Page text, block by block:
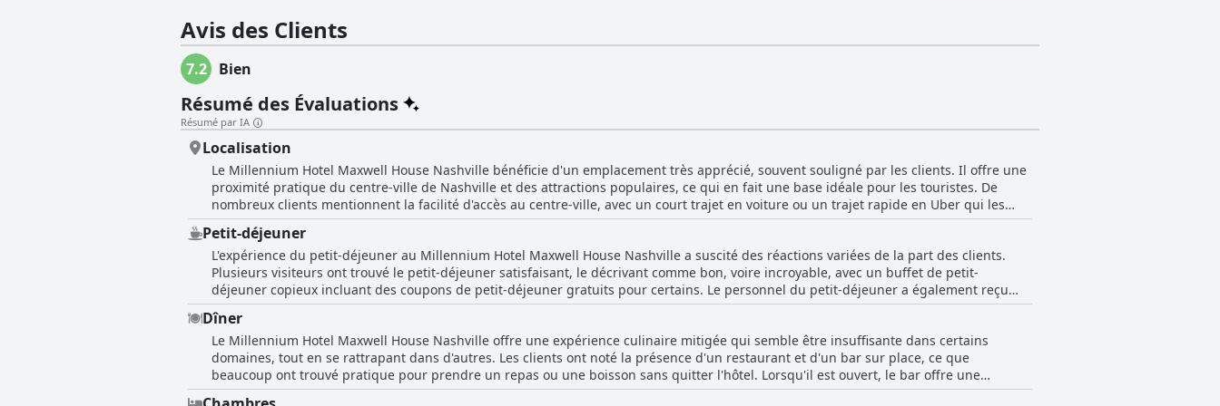
Avis des Clients
7.2 Bien
Résumé des Évaluations
Résumé par IA
Localisation
Le Millennium Hotel Maxwell House Nashville bénéficie d'un emplacement très apprécié, souvent souligné par les clients. Il offre une
proximité pratique du centre-ville de Nashville et des attractions populaires, ce qui en fait une base idéale pour les touristes. De
nombreux clients mentionnent la facilité d'accès au centre-ville, avec un court trajet en voiture ou un trajet rapide en Uber qui les
emmène à Broadway et à d'autres lieux prisés. Le service de navette de l'hôtel vers le centre-ville est un avantage supplémentaire,
fréquemment salué pour sa capacité à faciliter les déplacements. L'emplacement est décrit comme excellent par de nombreux
commentateurs, notant sa proximité avec des lieux tels que le Nissan Stadium, la Bridgestone Arena et l'hôpital pour enfants. Il est
également situé près des principales autoroutes, offrant une connectivité facile à diverses parties de la ville. Le rapport coût-efficacité
de l'hôtel, associé à son emplacement avantageux, est un autre thème récurrent, ce qui en fait une option économique pour les
voyageurs. Plusieurs critiques soulignent l'environnement agréable et les belles vues, l'hôtel étant situé dans un bon quartier, pas
trop éloigné de l'action, mais suffisamment en retrait pour éviter l'agitation de la ville. Il est fait mention d'un accès rapide aux
restaurants, ce qui ajoute à la commodité du séjour. Les installations de stationnement de l'hôtel sont également bien accueillies.
Dans l'ensemble, les commentaires positifs mettent l'accent sur l'emplacement stratégique de l'hôtel, ce qui en fait un choix pratique
et économique pour ceux qui visitent Nashville.
Petit-déjeuner
L'expérience du petit-déjeuner au Millennium Hotel Maxwell House Nashville a suscité des réactions variées de la part des clients.
Plusieurs visiteurs ont trouvé le petit-déjeuner satisfaisant, le décrivant comme bon, voire incroyable, avec un buffet de petit-
déjeuner copieux incluant des coupons de petit-déjeuner gratuits pour certains. Le personnel du petit-déjeuner a également reçu
des remarques positives pour son service. Cependant, de nombreux clients ont estimé que le petit-déjeuner n'était pas à la hauteur
de leurs attentes. Certains ont mentionné que le petit-déjeuner était vieux, dur ou généralement de mauvaise qualité, et ne valait pas
le coût supplémentaire. Les prix étaient souvent plus élevés que ce qui était indiqué dans les e-mails de confirmation et plusieurs
clients étaient mécontents des frais supplémentaires pour le petit-déjeuner, qui s'élevaient à environ 15 dollars par personne. Il y
avait également des problèmes logistiques ; le petit-déjeuner n'était pas proposé certains jours, comme le lundi et le mardi, et
certains clients n'étaient pas au courant de la disponibilité du petit-déjeuner à l'avance. Le choix limité, en particulier pour les options
Dîner
Le Millennium Hotel Maxwell House Nashville offre une expérience culinaire mitigée qui semble être insuffisante dans certains
domaines, tout en se rattrapant dans d'autres. Les clients ont noté la présence d'un restaurant et d'un bar sur place, ce que
beaucoup ont trouvé pratique pour prendre un repas ou une boisson sans quitter l'hôtel. Lorsqu'il est ouvert, le bar offre une
ambiance amusante où certains clients ont apprécié la musique live et la bonne nourriture. Cependant, la disponibilité de ces